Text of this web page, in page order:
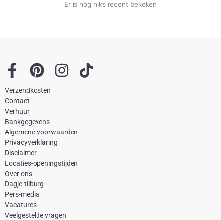
Er is nog niks recent bekeken
F
a
c
e
b
o
o
k
-
f
P
i
e
r
e
t
I
a
r
T
Verzendkosten
Contact
Verhuur
Bankgegevens
Algemene-voorwaarden
Privacyverklaring
Disclaimer
Locaties-openingstijden
Over ons
Dagje-tilburg
Pers-media
Vacatures
Veelgestelde vragen